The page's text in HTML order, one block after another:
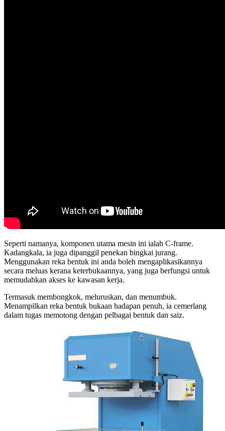
Seperti namanya, komponen utama mesin ini ialah C-frame.
Kadangkala, ia juga dipanggil penekan bingkai jurang.
Menggunakan reka bentuk ini anda boleh mengaplikasikannya
secara meluas kerana keterbukaannya, yang juga berfungsi untuk
memudahkan akses ke kawasan kerja.
Termasuk membongkok, meluruskan, dan menumbuk.
Menampilkan reka bentuk bukaan hadapan penuh, ia cemerlang
dalam tugas memotong dengan pelbagai bentuk dan saiz.